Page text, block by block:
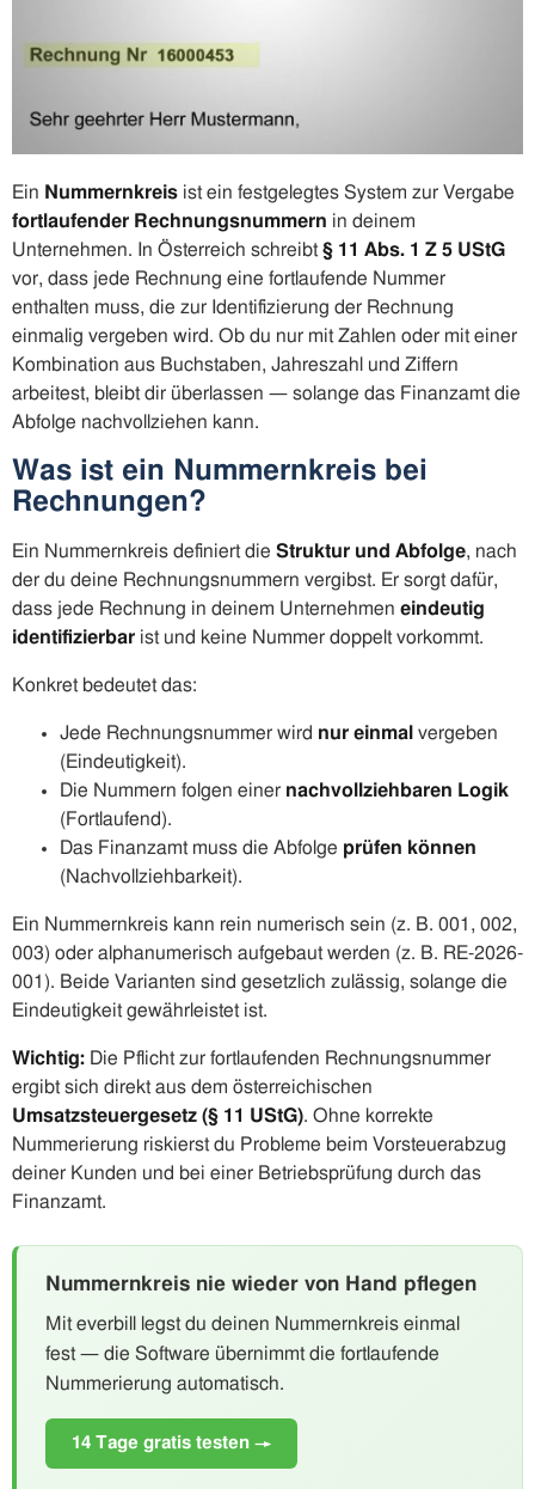
Ein Nummernkreis ist ein festgelegtes System zur Vergabe
fortlaufender Rechnungsnummern in deinem
Unternehmen. In Österreich schreibt § 11 Abs. 1 Z 5 UStG
vor, dass jede Rechnung eine fortlaufende Nummer
enthalten muss, die zur Identifizierung der Rechnung
einmalig vergeben wird. Ob du nur mit Zahlen oder mit einer
Kombination aus Buchstaben, Jahreszahl und Ziffern
arbeitest, bleibt dir überlassen — solange das Finanzamt die
Abfolge nachvollziehen kann.
Was ist ein Nummernkreis bei
Rechnungen?
Ein Nummernkreis definiert die Struktur und Abfolge, nach
der du deine Rechnungsnummern vergibst. Er sorgt dafür,
dass jede Rechnung in deinem Unternehmen eindeutig
identifizierbar ist und keine Nummer doppelt vorkommt.
Konkret bedeutet das:
Jede Rechnungsnummer wird nur einmal vergeben
(Eindeutigkeit).
Die Nummern folgen einer nachvollziehbaren Logik
(Fortlaufend).
Das Finanzamt muss die Abfolge prüfen können
(Nachvollziehbarkeit).
Ein Nummernkreis kann rein numerisch sein (z. B. 001, 002,
003) oder alphanumerisch aufgebaut werden (z. B. RE-2026-
001). Beide Varianten sind gesetzlich zulässig, solange die
Eindeutigkeit gewährleistet ist.
Wichtig: Die Pflicht zur fortlaufenden Rechnungsnummer
ergibt sich direkt aus dem österreichischen
Umsatzsteuergesetz (§ 11 UStG). Ohne korrekte
Nummerierung riskierst du Probleme beim Vorsteuerabzug
deiner Kunden und bei einer Betriebsprüfung durch das
Finanzamt.
Nummernkreis nie wieder von Hand pflegen
Mit everbill legst du deinen Nummernkreis einmal
fest — die Software übernimmt die fortlaufende
Nummerierung automatisch.
14 Tage gratis testen →